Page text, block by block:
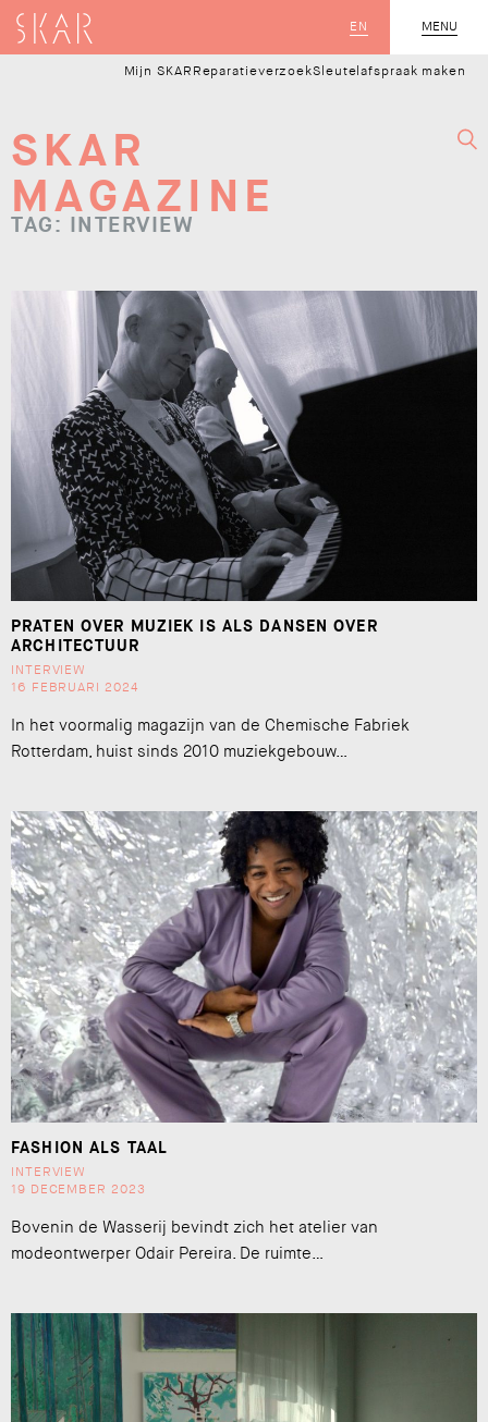
MENU
SLUIT
EN
SKAR
Mijn SKAR ReparatieverzoekSleutelafspraak maken
SKAR
MAGAZINE
TAG: INTERVIEW
PRATEN OVER MUZIEK IS ALS DANSEN OVER
ARCHITECTUUR
INTERVIEW
16 FEBRUARI 2024
In het voormalig magazijn van de Chemische Fabriek
Rotterdam, huist sinds 2010 muziekgebouw…
FASHION ALS TAAL
INTERVIEW
19 DECEMBER 2023
Bovenin de Wasserij bevindt zich het atelier van
modeontwerper Odair Pereira. De ruimte…